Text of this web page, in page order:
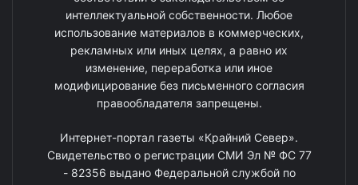
интеллектуальной собственности. Любое
использование материалов в коммерческих,
рекламных или иных целях, а равно их
изменение, переработка или иное
модифицирование без письменного согласия
правообладателя запрещены.
Интернет-портал газеты «Крайний Север».
Свидетельство о регистрации СМИ Эл № ФС 77
- 82356 выдано Федеральной службой по